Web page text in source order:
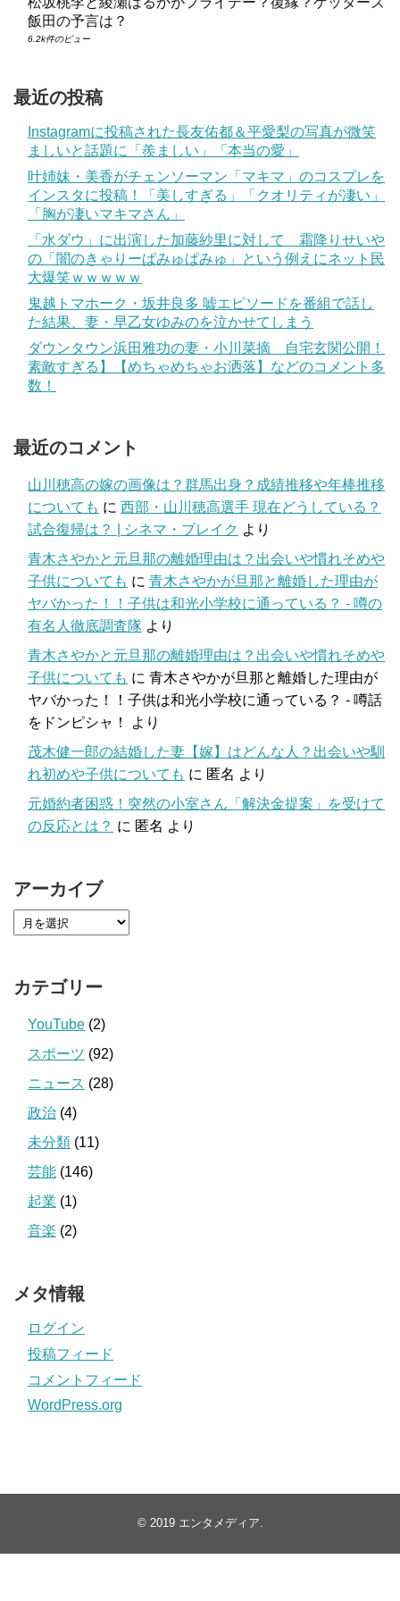
飯田の予言は？
6.2k件のビュー
最近の投稿
Instagramに投稿された長友佑都＆平愛梨の写真が微笑
ましいと話題に「羨ましい」「本当の愛」
叶姉妹・美香がチェンソーマン「マキマ」のコスプレを
インスタに投稿！「美しすぎる」「クオリティが凄い」
「胸が凄いマキマさん」
「水ダウ」に出演した加藤紗里に対して 霜降りせいや
の「闇のきゃりーぱみゅぱみゅ」という例えにネット民
大爆笑ｗｗｗｗｗ
鬼越トマホーク・坂井良多 嘘エピソードを番組で話し
た結果、妻・早乙女ゆみのを泣かせてしまう
ダウンタウン浜田雅功の妻・小川菜摘 自宅玄関公開！
素敵すぎる】【めちゃめちゃお洒落】などのコメント多
数！
最近のコメント
山川穂高の嫁の画像は？群馬出身？成績推移や年棒推移
についても に 西部・山川穂高選手 現在どうしている？
試合復帰は？ | シネマ・ブレイク より
青木さやかと元旦那の離婚理由は？出会いや慣れそめや
子供についても に 青木さやかが旦那と離婚した理由が
ヤバかった！！子供は和光小学校に通っている？ - 噂の
有名人徹底調査隊 より
青木さやかと元旦那の離婚理由は？出会いや慣れそめや
子供についても に 青木さやかが旦那と離婚した理由が
ヤバかった！！子供は和光小学校に通っている？ - 噂話
をドンピシャ！
より
茂木健一郎の結婚した妻【嫁】はどんな人？出会いや馴
れ初めや子供についても に 匿名 より
元婚約者困惑！突然の小室さん「解決金提案」を受けて
の反応とは？ に 匿名 より
アーカイブ
カテゴリー
YouTube (2)
スポーツ (92)
ニュース (28)
政治 (4)
未分類 (11)
芸能 (146)
起業 (1)
音楽 (2)
メタ情報
ログイン
投稿フィード
コメントフィード
WordPress.org
© 2019 エンタメディア.